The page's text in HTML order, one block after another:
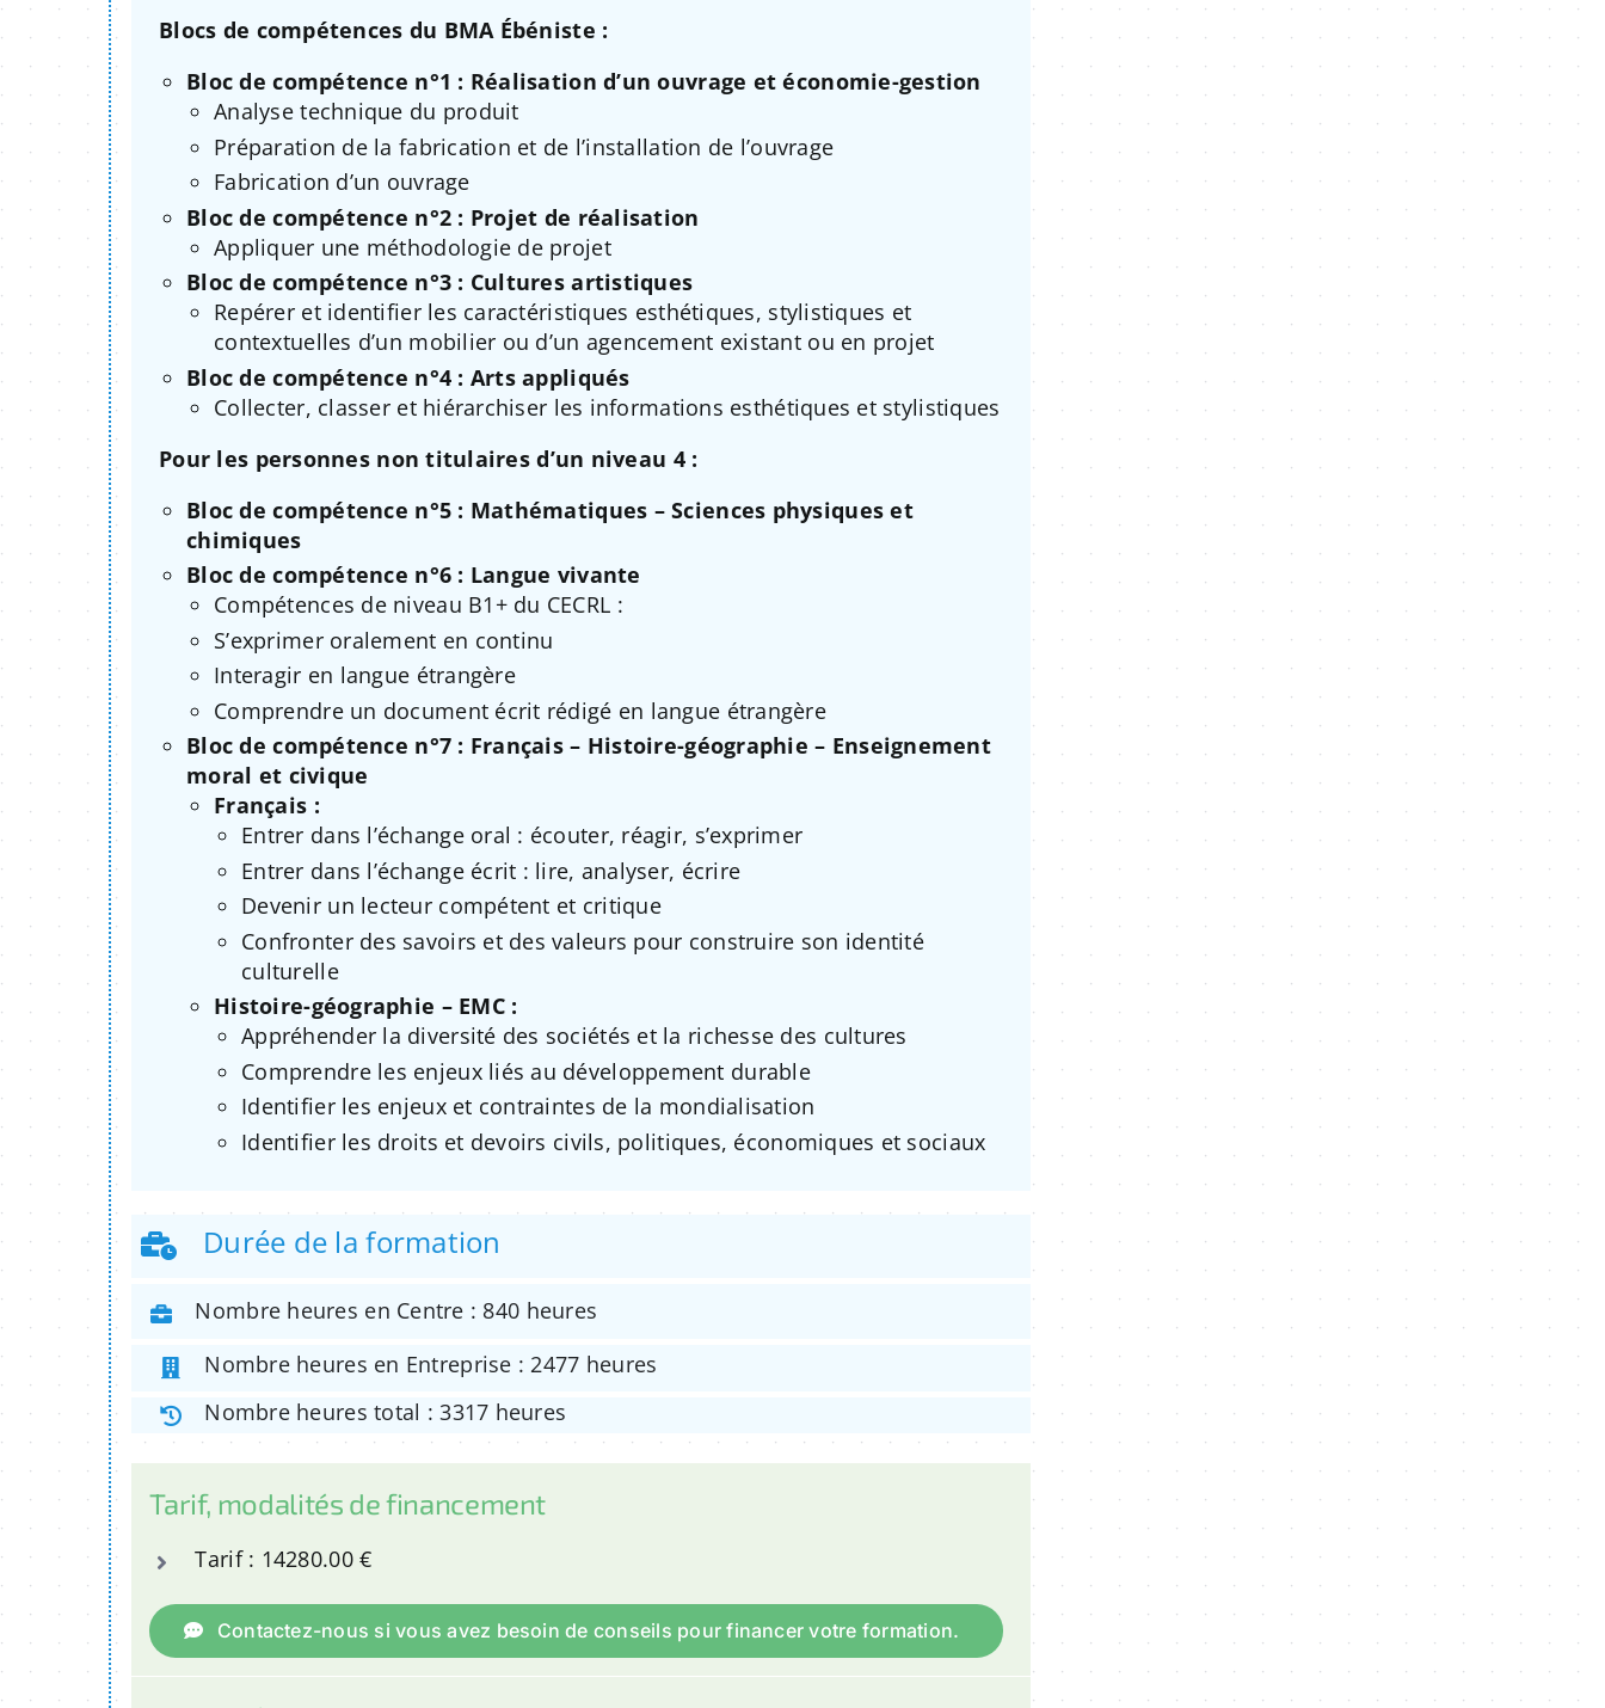
Blocs de compétences du BMA Ébéniste :
Bloc de compétence n°1 : Réalisation d’un ouvrage et économie-gestion
Analyse technique du produit
Préparation de la fabrication et de l’installation de l’ouvrage
Fabrication d’un ouvrage
Bloc de compétence n°2 : Projet de réalisation
Appliquer une méthodologie de projet
Bloc de compétence n°3 : Cultures artistiques
Repérer et identifier les caractéristiques esthétiques, stylistiques et
contextuelles d’un mobilier ou d’un agencement existant ou en projet
Bloc de compétence n°4 : Arts appliqués
Collecter, classer et hiérarchiser les informations esthétiques et stylistiques
Pour les personnes non titulaires d’un niveau 4 :
Bloc de compétence n°5 : Mathématiques – Sciences physiques et
chimiques
Bloc de compétence n°6 : Langue vivante
Compétences de niveau B1+ du CECRL :
S’exprimer oralement en continu
Interagir en langue étrangère
Comprendre un document écrit rédigé en langue étrangère
Bloc de compétence n°7 : Français – Histoire-géographie – Enseignement
moral et civique
Français :
Entrer dans l’échange oral : écouter, réagir, s’exprimer
Entrer dans l’échange écrit : lire, analyser, écrire
Devenir un lecteur compétent et critique
Confronter des savoirs et des valeurs pour construire son identité
culturelle
Histoire-géographie – EMC :
Appréhender la diversité des sociétés et la richesse des cultures
Comprendre les enjeux liés au développement durable
Identifier les enjeux et contraintes de la mondialisation
Identifier les droits et devoirs civils, politiques, économiques et sociaux
Durée de la formation
Nombre heures en Centre : 840 heures
Nombre heures en Entreprise : 2477 heures
Nombre heures total : 3317 heures
Tarif, modalités de financement
Tarif : 14280.00 €
Contactez-nous si vous avez besoin de conseils pour financer votre formation.